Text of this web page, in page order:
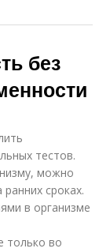
без
тестов.
можно
сроках.
в организме
только во